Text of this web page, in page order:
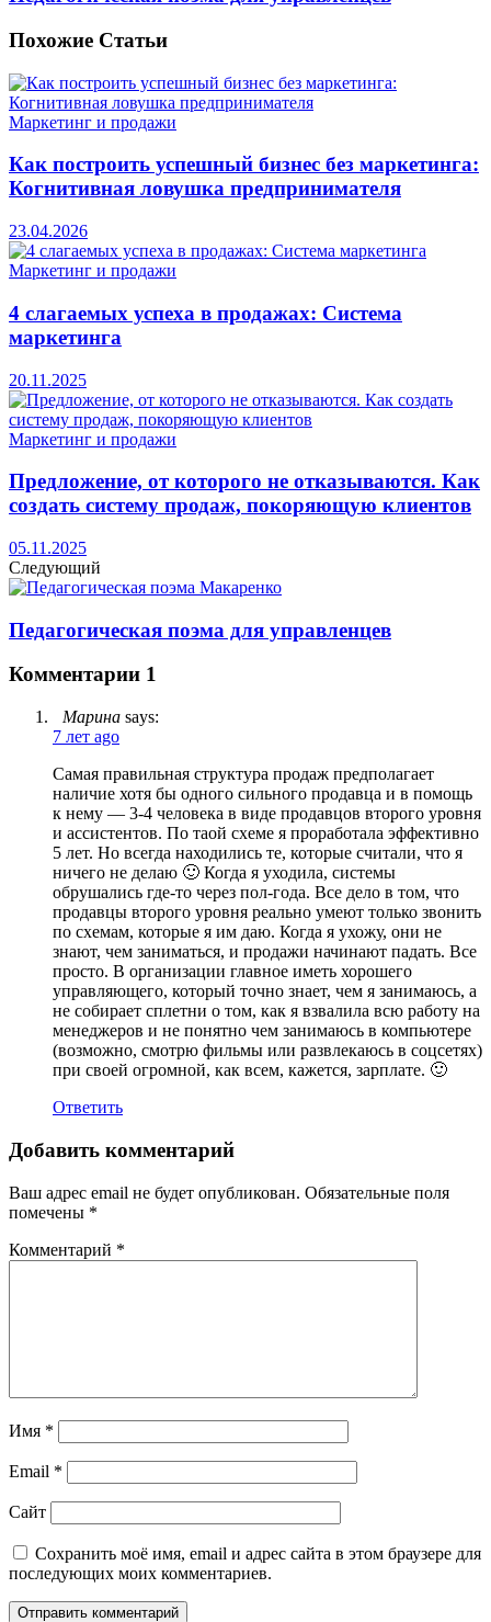
Похожие Статьи
Маркетинг и продажи
Как построить успешный бизнес без маркетинга:
Когнитивная ловушка предпринимателя
23.04.2026
Маркетинг и продажи
4 слагаемых успеха в продажах: Система
маркетинга
20.11.2025
Маркетинг и продажи
Предложение, от которого не отказываются. Как
создать систему продаж, покоряющую клиентов
05.11.2025
Следующий
Педагогическая поэма для управленцев
Комментарии 1
Марина says:
7 лет ago
Самая правильная структура продаж предполагает
наличие хотя бы одного сильного продавца и в помощь
к нему — 3-4 человека в виде продавцов второго уровня
и ассистентов. По таой схеме я проработала эффективно
5 лет. Но всегда находились те, которые считали, что я
ничего не делаю 🙂 Когда я уходила, системы
обрушались где-то через пол-года. Все дело в том, что
продавцы второго уровня реально умеют только звонить
по схемам, которые я им даю. Когда я ухожу, они не
знают, чем заниматься, и продажи начинают падать. Все
просто. В организации главное иметь хорошего
управляющего, который точно знает, чем я занимаюсь, а
не собирает сплетни о том, как я взвалила всю работу на
менеджеров и не понятно чем занимаюсь в компьютере
(возможно, смотрю фильмы или развлекаюсь в соцсетях)
при своей огромной, как всем, кажется, зарплате. 🙂
Ответить
Добавить комментарий
Ваш адрес email не будет опубликован. Обязательные поля
помечены *
Комментарий *
Имя *
Email *
Сайт
Сохранить моё имя, email и адрес сайта в этом браузере для
последующих моих комментариев.